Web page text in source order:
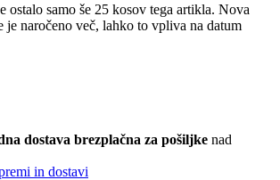
ostalo samo še 25 kosov tega artikla. Nova
je naročeno več, lahko to vpliva na datum
dostava brezplačna za pošiljke nad
in dostavi